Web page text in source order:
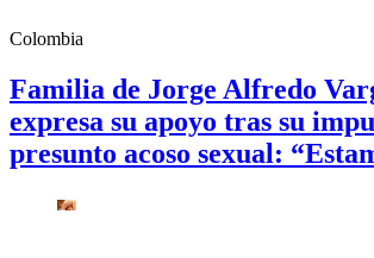
Colombia
Familia de Jorge Alfredo
expresa su apoyo tras su
presunto acoso sexual: